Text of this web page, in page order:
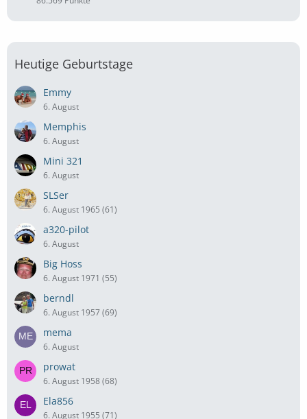
Heutige Geburtstage
Emmy
6. August
Memphis
6. August
Mini 321
6. August
SLSer
6. August 1965 (61)
a320-pilot
6. August
Big Hoss
6. August 1971 (55)
berndl
6. August 1957 (69)
mema
6. August
prowat
6. August 1958 (68)
Ela856
6. August 1955 (71)